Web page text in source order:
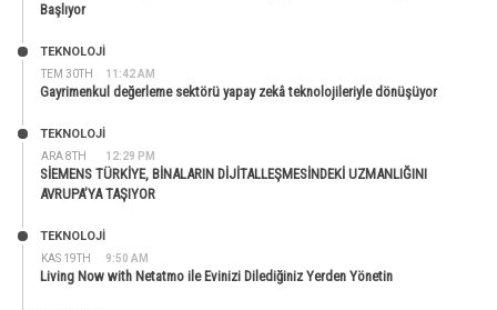
Başlıyor
TEM 30TH 11:42 AM
TEKNOLOJİ
Gayrimenkul değerleme sektörü yapay zekâ teknolojileriyle dönüşüyor
ARA 8TH 12:29 PM
TEKNOLOJİ
SİEMENS TÜRKİYE, BİNALARIN DİJİTALLEŞMESİNDEKİ UZMANLIĞINI
AVRUPA’YA TAŞIYOR
KAS 19TH 9:50 AM
TEKNOLOJİ
Living Now with Netatmo ile Evinizi Dilediğiniz Yerden Yönetin